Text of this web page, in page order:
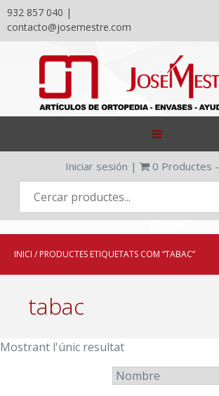
932 857 040 |
contacto@josemestre.com
content
Iniciar sesión | 0 Productes -
INICI / PRODUCTES ETIQUETATS COM “TABAC”
tabac
Mostrant l'únic resultat